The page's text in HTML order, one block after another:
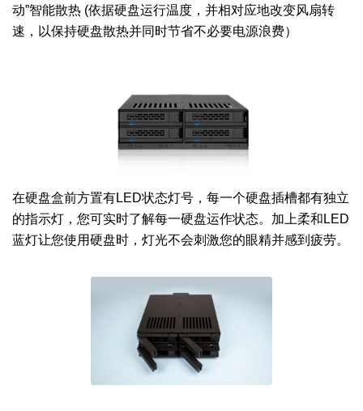
动”智能散热 (依据硬盘运行温度，并相对应地改变风扇转
速，以保持硬盘散热并同时节省不必要电源浪费）
在硬盘盒前方置有LED状态灯号，每一个硬盘插槽都有独立
的指示灯，您可实时了解每一硬盘运作状态。加上柔和LED
蓝灯让您使用硬盘时，灯光不会刺激您的眼精并感到疲劳。